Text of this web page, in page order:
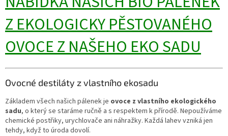
Z EKOLOGICKY PĚSTOVANÉHO
OVOCE Z NAŠEHO EKO SADU
Ovocné destiláty z vlastního ekosadu
Základem všech našich pálenek je ovoce z vlastního ekologického
sadu, o který se staráme ručně a s respektem k přírodě. Nepoužíváme
chemické postřiky, urychlovače ani náhražky. Každá lahev vzniká jen
tehdy, když to úroda dovolí.